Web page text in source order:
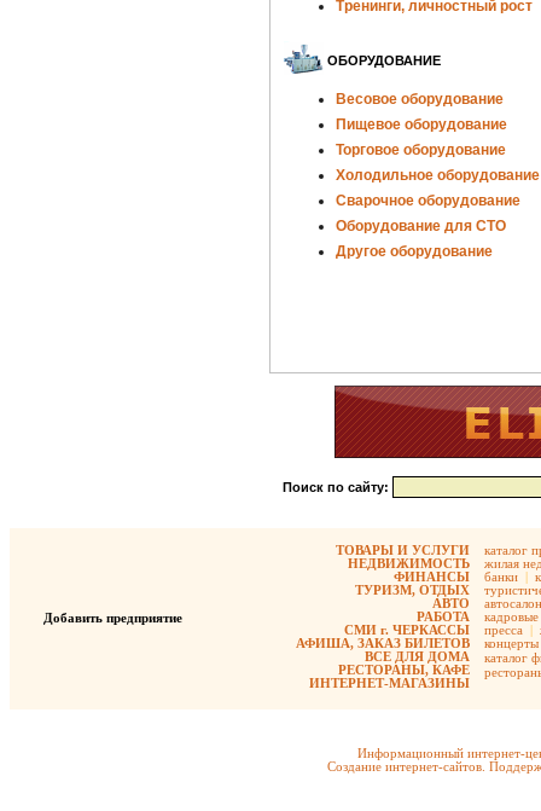
Тренинги, личностный рост
ОБОРУДОВАНИЕ
Весовое оборудование
Пищевое оборудование
Торговое оборудование
Холодильное оборудование
Сварочное оборудование
Оборудование для СТО
Другое оборудование
Поиск по сайту:
Добавить предприятие
ТОВАРЫ И УСЛУГИ
НЕДВИЖИМОСТЬ
ФИНАНСЫ
ТУРИЗМ, ОТДЫХ
АВТО
РАБОТА
СМИ г. ЧЕРКАССЫ
АФИША, ЗАКАЗ БИЛЕТОВ
ВСЕ ДЛЯ ДОМА
РЕСТОРАНЫ, КАФЕ
ИНТЕРНЕТ-МАГАЗИНЫ
каталог
жилая
банки |
кадровые
пресса |
концерты
каталог
Информационный интернет-
Создание интернет-сайтов.